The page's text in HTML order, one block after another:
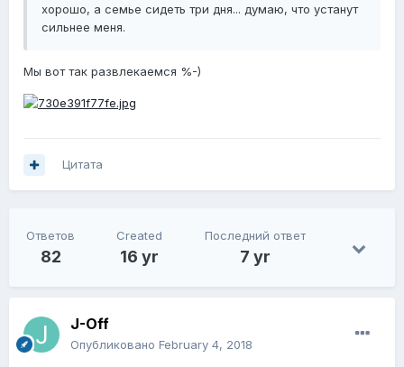
хорошо, а семье сидеть три дня... думаю, что устанут
сильнее меня.
Мы вот так развлекаемся %-)
Цитата
Ответов
82
Created
16 yr
Последний ответ
7 yr
J-Off
Опубликовано February 4, 2018